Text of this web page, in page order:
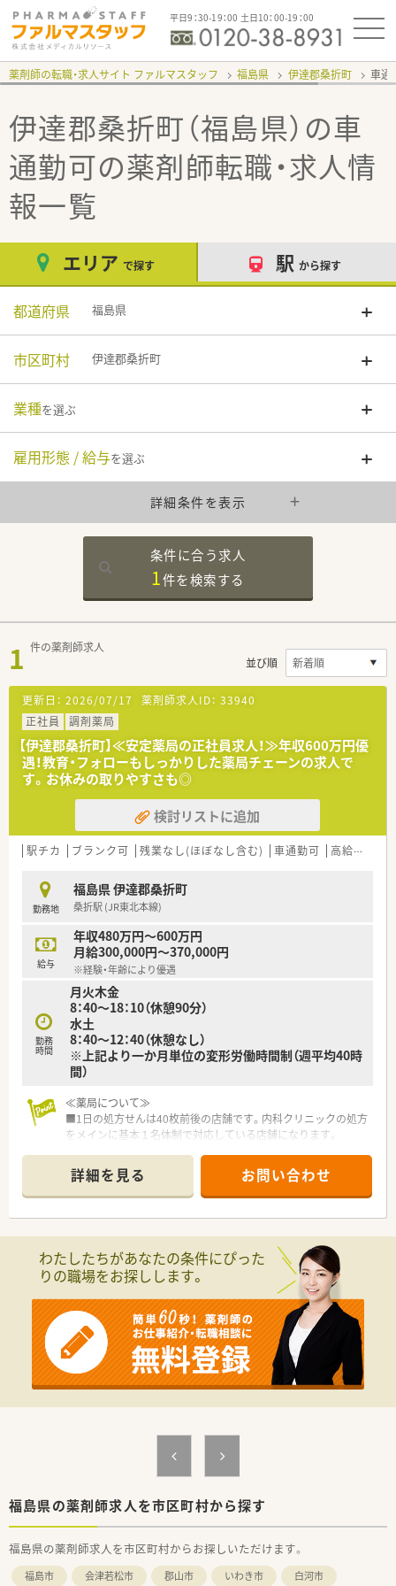
平日9：30-19：00 土日10：00-19：00
薬剤師の転職・求人サイト ファルマスタッフ 福島県 伊達郡桑折町 車通
伊達郡桑折町（福島県）の車
通勤可の薬剤師転職・求人情
報一覧
エリア で探す 駅 から探す
都道府県 福島県
市区町村 伊達郡桑折町
業種を選ぶ
雇用形態 / 給与を選ぶ
詳細条件を表示
条件に合う求人
1件を検索する
1 件の薬剤師求人
並び順
更新日： 2026/07/17 薬剤師求人ID： 33940
正社員
調剤薬局
【伊達郡桑折町】≪安定薬局の正社員求人！≫年収600万円優
遇！教育・フォローもしっかりした薬局チェーンの求人で
す。お休みの取りやすさも◎
検討リストに追加
駅チカ ブランク可 残業なし(ほぼなし含む) 車通勤可 高給与(600万円以上)
勤務地
福島県 伊達郡桑折町
桑折駅 (JR東北本線)
給与
年収480万円～600万円
月給300,000円～370,000円
※経験・年齢により優遇
勤務
時間
月火木金
8：40～18：10（休憩90分）
水土
8：40～12：40（休憩なし）
※上記より一か月単位の変形労働時間制（週平均40時
間）
≪薬局について≫
■1日の処方せんは40枚前後の店舗です。内科クリニックの処方
をメインに基本１名体制で対応している店舗になります。
を受付ております。じっくり患者様と向き合って働きたい方に
オススメの店舗です。
■近隣に店舗展開しラウンダー人材や店舗間の応援体制が整っ
ており、希望休の取りやすさも◎です！
■調剤・監査・服薬指導の基本業務を中心に、もちろん、在宅など
も学べます。エリアで在宅専門チームも立ち上げしており、連携
して店舗負担も軽減しながら企業として対応を進めています。
■全体研修、中途社員研修、Eラーニングなど研修制度も充実し
ており、その他福利厚生も充実しています。ブランクのある方・
調剤薬局未経験の方も安心して学べる体制が整っています。
■幅広い経験を積みたい・一から調剤を学びたい・ブランクのあ
る方などにもおすすめのチェーン薬局です。
【安心の教育体制】
その後フォロー研修やスキルアップ勉強会もございます。
社外研修として、ファーマシーセミナーや日本薬剤師会主催の研
修会・学術大会にご希望がある方はご参加いただけます。
【長く働ける環境】
有給休暇の取得や育児休暇など、従業員の皆さんが長く働ける環
境を整えております。シフトは本社が作成しており、店舗全体の
詳細を見る お問い合わせ
わたしたちがあなたの条件にぴった
りの職場をお探しします。
福島県の薬剤師求人を市区町村から探す
福島県の薬剤師求人を市区町村からお探しいただけます。
福島市 会津若松市 郡山市 いわき市 白河市